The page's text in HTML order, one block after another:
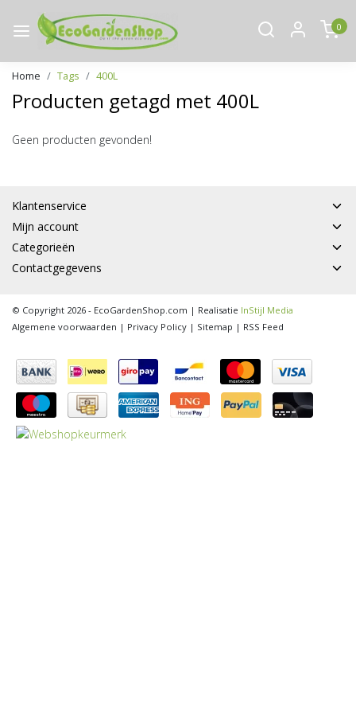
0
Home Tags 400L
Producten getagd met 400L
Geen producten gevonden!
Klantenservice
Mijn account
Categorieën
Contactgegevens
© Copyright 2026 - EcoGardenShop.com | Realisatie InStijl Media
Algemene voorwaarden | Privacy Policy | Sitemap | RSS Feed